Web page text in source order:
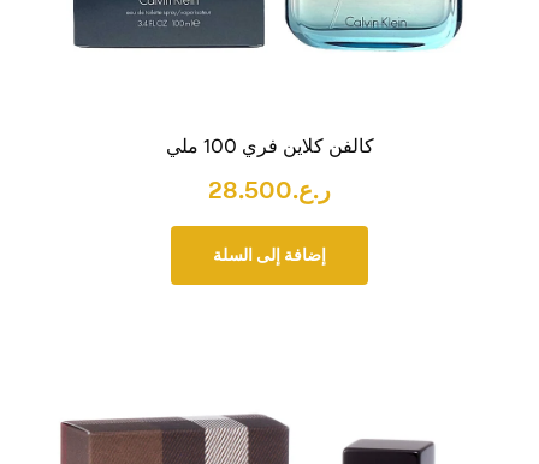
كالفن كلاين فري 100 ملي
ر.ع.28.500
إضافة إلى السلة